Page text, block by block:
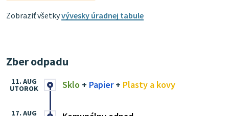
Zobraziť všetkyvývesky úradnej tabule
Zber odpadu
Sklo + Papier+ Plasty a kovy
11. AUG
UTOROK
17. AUG